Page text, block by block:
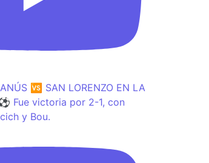
🆚 SAN LORENZO EN LA
Fue victoria por 2-1, con
y Bou.